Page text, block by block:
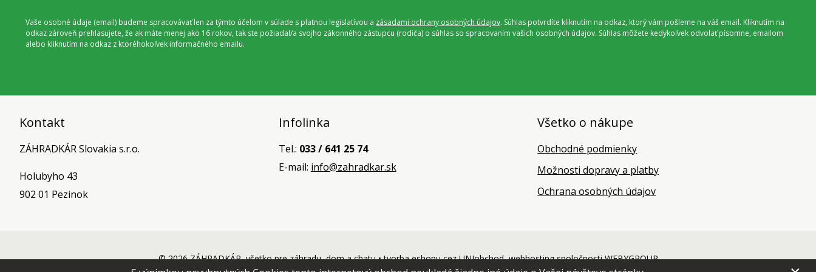
Vaše osobné údaje (email) budeme spracovávať len za týmto účelom v súlade s platnou legislatívou a zásadami ochrany osobných údajov. Súhlas potvrdíte kliknutím na odkaz, ktorý vám pošleme na váš email. Kliknutím na
odkaz zároveň prehlasujete, že ak máte menej ako 16 rokov, tak ste požiadal/a svojho zákonného zástupcu (rodiča) o súhlas so spracovaním vašich osobných údajov. Súhlas môžete kedykoľvek odvolať písomne, emailom
alebo kliknutím na odkaz z ktoréhokoľvek informačného emailu.
Kontakt
ZÁHRADKÁR Slovakia s.r.o.
Holubyho 43
902 01 Pezinok
Infolinka
Tel.: 033 / 641 25 74
E-mail: info@zahradkar.sk
Všetko o nákupe
Obchodné podmienky
Možnosti dopravy a platby
Ochrana osobných údajov
© 2026 ZÁHRADKÁR, všetko pre záhradu, dom a chatu •tvorba eshopu cez UNIobchod,webhostingspoločnostiWEBYGROUP